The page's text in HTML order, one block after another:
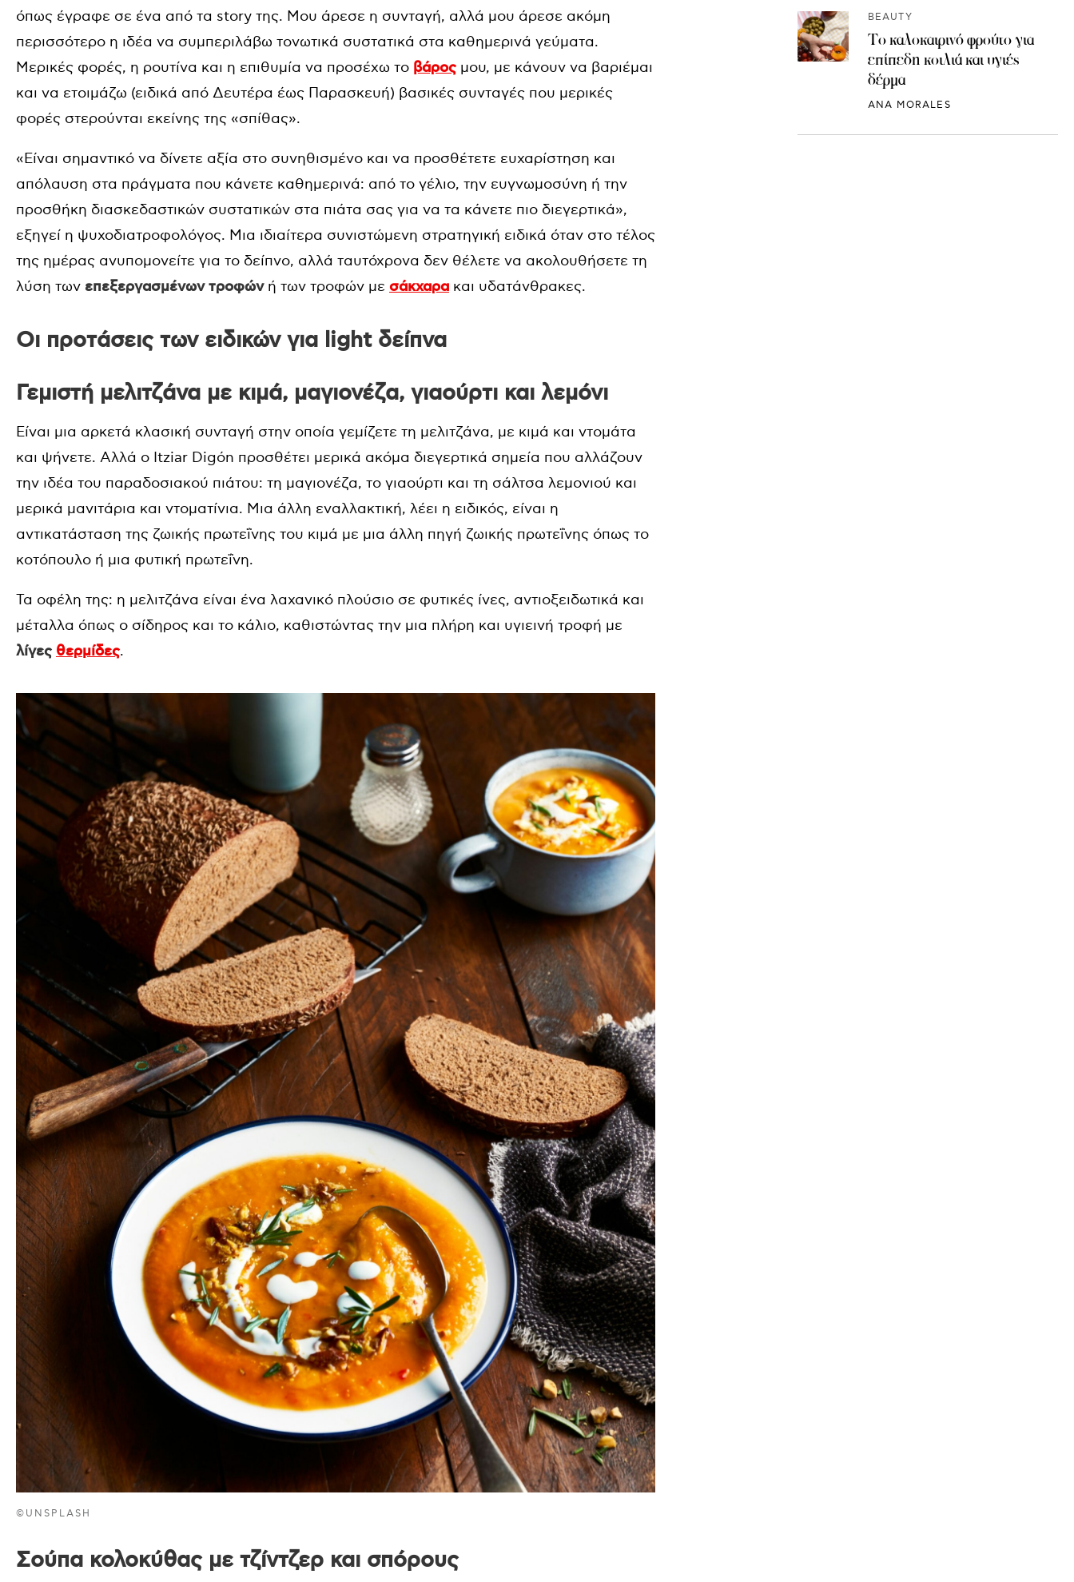
όπως έγραφε σε ένα από τα story της. Μου άρεσε η συνταγή, αλλά μου άρεσε ακόμη
περισσότερο η ιδέα να συμπεριλάβω τονωτικά συστατικά στα καθημερινά γεύματα.
Μερικές φορές, η ρουτίνα και η επιθυμία να προσέχω το βάρος μου, με κάνουν να βαριέμαι
και να ετοιμάζω (ειδικά από Δευτέρα έως Παρασκευή) βασικές συνταγές που μερικές
φορές στερούνται εκείνης της «σπίθας».
«Είναι σημαντικό να δίνετε αξία στο συνηθισμένο και να προσθέτετε ευχαρίστηση και
απόλαυση στα πράγματα που κάνετε καθημερινά: από το γέλιο, την ευγνωμοσύνη ή την
προσθήκη διασκεδαστικών συστατικών στα πιάτα σας για να τα κάνετε πιο διεγερτικά»,
εξηγεί η ψυχοδιατροφολόγος. Μια ιδιαίτερα συνιστώμενη στρατηγική ειδικά όταν στο τέλος
της ημέρας ανυπομονείτε για το δείπνο, αλλά ταυτόχρονα δεν θέλετε να ακολουθήσετε τη
λύση των επεξεργασμένων τροφώνή των τροφών με σάκχαρα και υδατάνθρακες.
Οι προτάσεις των ειδικών για light δείπνα
Γεμιστή μελιτζάνα με κιμά, μαγιονέζα, γιαούρτι και λεμόνι
Είναι μια αρκετά κλασική συνταγή στην οποία γεμίζετε τη μελιτζάνα, με κιμά και ντομάτα
και ψήνετε. Αλλά ο Itziar Digón προσθέτει μερικά ακόμα διεγερτικά σημεία που αλλάζουν
την ιδέα του παραδοσιακού πιάτου: τη μαγιονέζα, το γιαούρτι και τη σάλτσα λεμονιού και
μερικά μανιτάρια και ντοματίνια. Μια άλλη εναλλακτική, λέει η ειδικός, είναι η
αντικατάσταση της ζωικής πρωτεΐνης του κιμά με μια άλλη πηγή ζωικής πρωτεΐνης όπως το
κοτόπουλο ή μια φυτική πρωτεΐνη.
Τα οφέλη της: η μελιτζάνα είναι ένα λαχανικό πλούσιο σε φυτικές ίνες, αντιοξειδωτικά και
μέταλλα όπως ο σίδηρος και το κάλιο, καθιστώντας την μια πλήρη και υγιεινή τροφή με
λίγες θερμίδες.
©UNSPLASH
Σούπα κολοκύθας με τζίντζερ και σπόρους
BEAUTY
Το καλοκαιρινό φρούτο για
επίπεδη κοιλιά και υγιές
δέρμα
ANA MORALES